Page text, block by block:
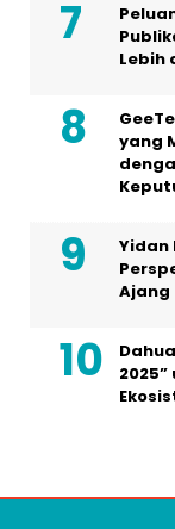
Lebih
yang
Yidan
Ajang